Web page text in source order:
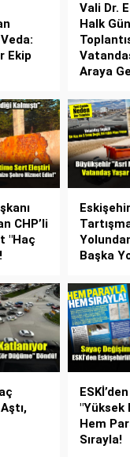
Ekip
Vali Dr.
Halk
Araya
CHP’li
"Haç
Başka
"Yüksek
Hem
Sırayla!